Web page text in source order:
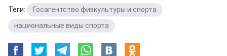
Теги: Госагентство физкультуры и спорта
национальные виды спорта